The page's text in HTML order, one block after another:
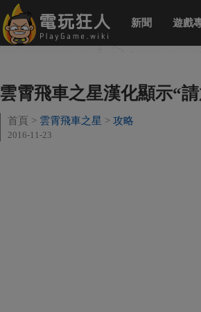
新聞 遊戲
雲霄飛車之星漢化顯示“
首頁 雲霄飛車之星 攻略
2016-11-23